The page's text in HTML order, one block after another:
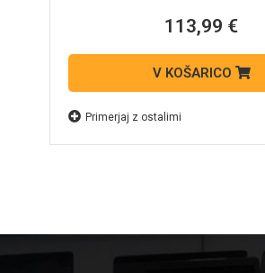
113,99 €
V KOŠARICO
Primerjaj z ostalimi